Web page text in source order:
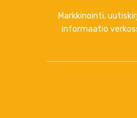
Markkinointi,
informaatio